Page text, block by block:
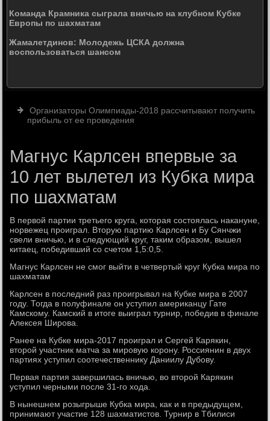
Команда Крамника сыграла вничью на клубном Кубке
Европы по шахматам
Жамалетдинов: Молодежь ЦСКА должна
воспользоваться шансом
Организаторы Олимпиады-2018 рассчитывают получить
прибыль от ее проведения
Магнус Карлсен впервые за
10 лет вылетел из Кубка мира
по шахматам
В первой партии третьего круга, которая состоялась накануне,
норвежец проиграл. Вторую партию Карлсен и Бу Сянчжи
свели вничью, и в следующий круг, таким образом, вышел
китаец, победивший со счетом 1,5:0,5.
Магнус Карлсен не смог выйти в четвертый круг Кубка мира по
шахматам
Карлсен в последний раз проигрывал на Кубке мира в 2007
году. Тогда в полуфинале он уступил американцу Гате
Камскому. Камский в итоге выиграл турнир, победив в финале
Алексея Широва.
Ранее на Кубке мира-2017 проиграл и Сергей Карякин,
второй участник матча за мировую корону. Россиянин в двух
партиях уступил соотечественнику Даниилу Дубову.
Первая партия завершилась вничью, во второй Карякин
уступил черными после 31-го хода.
В нынешнем розыгрыше Кубка мира, как и в предыдущем,
принимают участие 128 шахматистов. Турнир в Тбилиси